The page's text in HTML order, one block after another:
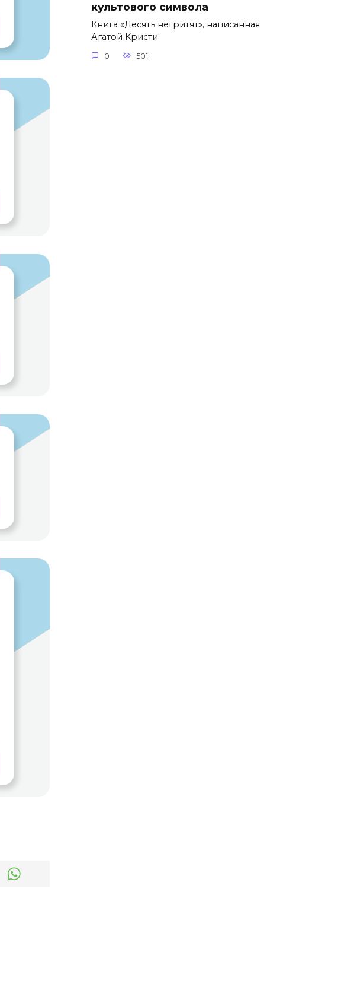
культового символа
Книга «Десять негритят», написанная
Агатой Кристи
0 501